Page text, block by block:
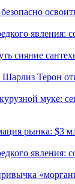
явления:
сияние
Терон
муке:
рынка: $3
явления: